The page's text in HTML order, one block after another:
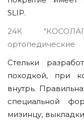
SLIP.
24К
ортопедические
Стельки
походкой, при
внутрь.
специальной
мизинцу,